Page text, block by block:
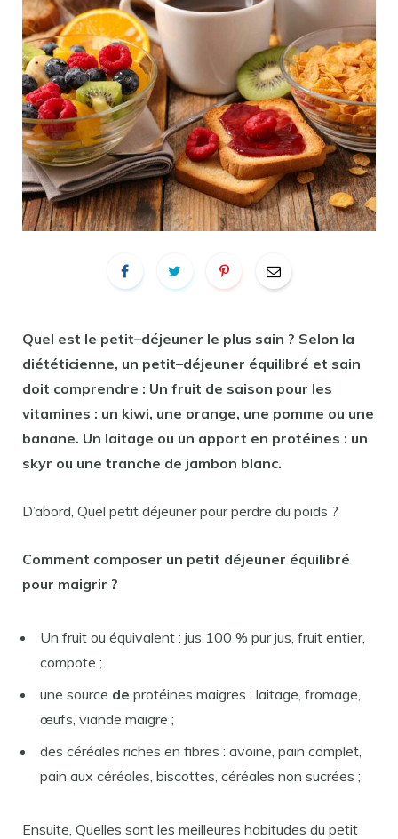
Quel est le petit–déjeuner le plus sain ? Selon la
diététicienne, un petit–déjeuner équilibré et sain
doit comprendre : Un fruit de saison pour les
vitamines : un kiwi, une orange, une pomme ou une
banane. Un laitage ou un apport en protéines : un
skyr ou une tranche de jambon blanc.
D’abord, Quel petit déjeuner pour perdre du poids ?
Comment composer un petit déjeuner équilibré
pour maigrir ?
Un fruit ou équivalent : jus 100 % pur jus, fruit entier,
compote ;
une source de protéines maigres : laitage, fromage,
œufs, viande maigre ;
des céréales riches en fibres : avoine, pain complet,
pain aux céréales, biscottes, céréales non sucrées ;
Ensuite, Quelles sont les meilleures habitudes du petit